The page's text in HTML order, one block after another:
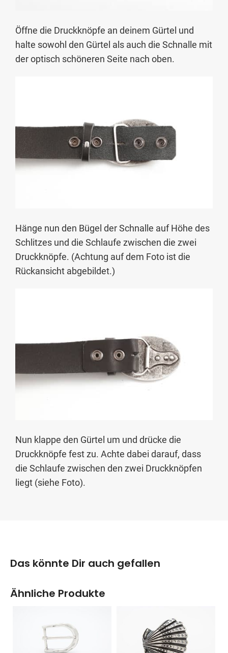
Öffne die Druckknöpfe an deinem Gürtel und
halte sowohl den Gürtel als auch die Schnalle mit
der optisch schöneren Seite nach oben.
Hänge nun den Bügel der Schnalle auf Höhe des
Schlitzes und die Schlaufe zwischen die zwei
Druckknöpfe. (Achtung auf dem Foto ist die
Rückansicht abgebildet.)
Nun klappe den Gürtel um und drücke die
Druckknöpfe fest zu. Achte dabei darauf, dass
die Schlaufe zwischen den zwei Druckknöpfen
liegt (siehe Foto).
Das könnte Dir auch gefallen
Ähnliche Produkte